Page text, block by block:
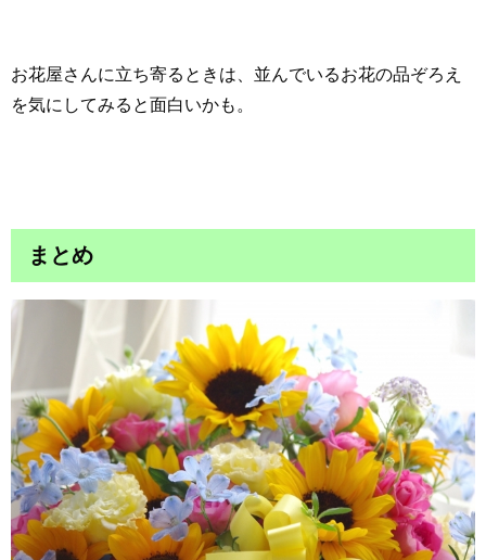
お花屋さんに立ち寄るときは、並んでいるお花の品ぞろえ
を気にしてみると面白いかも。
まとめ